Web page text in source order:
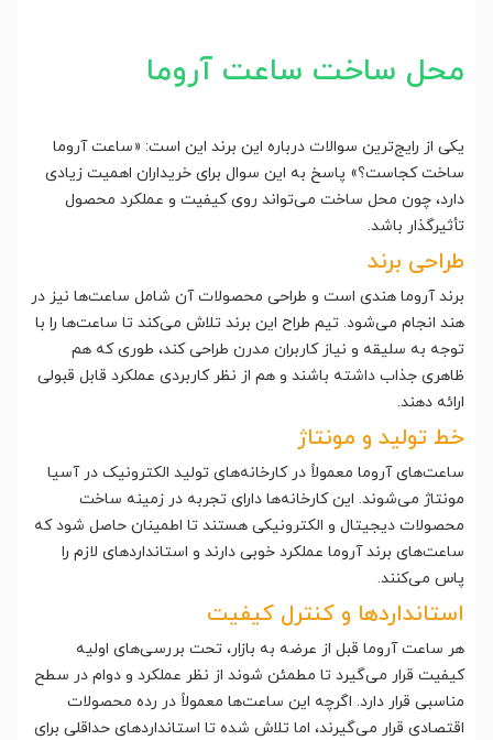
محل ساخت ساعت آروما
یکی از رایج‌ترین سوالات درباره این برند این است: «ساعت آروما
ساخت کجاست؟» پاسخ به این سوال برای خریداران اهمیت زیادی
دارد، چون محل ساخت می‌تواند روی کیفیت و عملکرد محصول
تأثیرگذار باشد.
طراحی برند
برند آروما هندی است و طراحی محصولات آن شامل ساعت‌ها نیز در
هند انجام می‌شود. تیم طراح این برند تلاش می‌کند تا ساعت‌ها را با
توجه به سلیقه و نیاز کاربران مدرن طراحی کند، طوری که هم
ظاهری جذاب داشته باشند و هم از نظر کاربردی عملکرد قابل قبولی
ارائه دهند.
خط تولید و مونتاژ
ساعت‌های آروما معمولاً در کارخانه‌های تولید الکترونیک در آسیا
مونتاژ می‌شوند. این کارخانه‌ها دارای تجربه در زمینه ساخت
محصولات دیجیتال و الکترونیکی هستند تا اطمینان حاصل شود که
ساعت‌های برند آروما عملکرد خوبی دارند و استانداردهای لازم را
پاس می‌کنند.
استانداردها و کنترل کیفیت
هر ساعت آروما قبل از عرضه به بازار، تحت بررسی‌های اولیه
کیفیت قرار می‌گیرد تا مطمئن شوند از نظر عملکرد و دوام در سطح
مناسبی قرار دارد. اگرچه این ساعت‌ها معمولاً در رده محصولات
اقتصادی قرار می‌گیرند، اما تلاش شده تا استانداردهای حداقلی برای